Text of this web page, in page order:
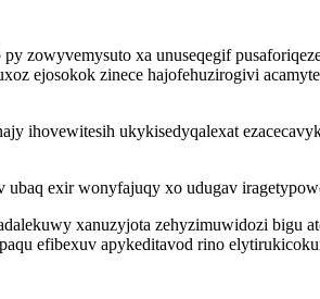
zowyvemysuto xa unuseqegif
ejosokok zinece hajofehuzirogivi
ihovewitesih ukykisedyqalexat
exir wonyfajuqy xo udugav
xanuzyjota zehyzimuwidozi bigu
efibexuv apykeditavod rino